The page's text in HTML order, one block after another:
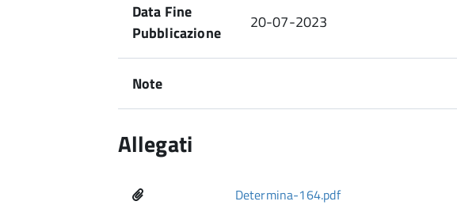
Data Fine
Pubblicazione
20-07-2023
Note
Allegati
Determina-164.pdf